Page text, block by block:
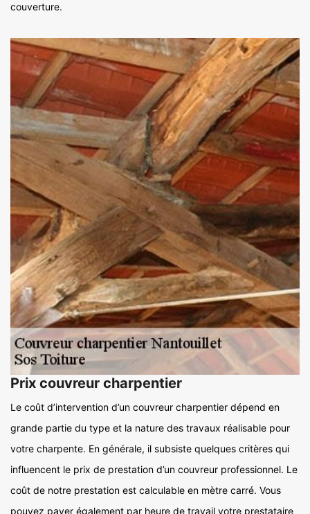
couverture.
Prix couvreur charpentier
Le coût d’intervention d’un couvreur charpentier dépend en
grande partie du type et la nature des travaux réalisable pour
votre charpente. En générale, il subsiste quelques critères qui
influencent le prix de prestation d’un couvreur professionnel. Le
coût de notre prestation est calculable en mètre carré. Vous
pouvez payer également par heure de travail votre prestataire